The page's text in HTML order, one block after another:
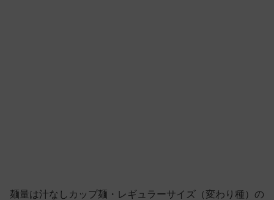
麺量は汁なしカップ麺・レギュラーサイズ（変わり種）の